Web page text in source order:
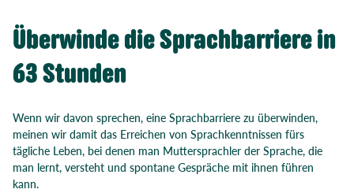
Überwinde die Sprachbarriere in
63 Stunden
Wenn wir davon sprechen, eine Sprachbarriere zu überwinden,
meinen wir damit das Erreichen von Sprachkenntnissen fürs
tägliche Leben, bei denen man Muttersprachler der Sprache, die
man lernt, versteht und spontane Gespräche mit ihnen führen
kann.